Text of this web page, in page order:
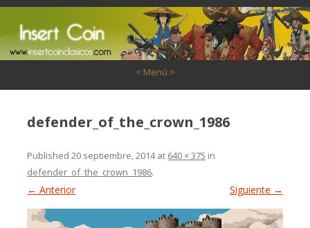
< Menú >
defender_of_the_crown_1986
Published20 septiembre, 2014at 640 × 375 in
defender_of_the_crown_1986.
← Anterior Siguiente →